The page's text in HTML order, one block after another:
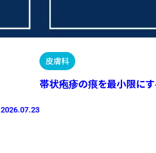
2026.07.23
皮膚科
帯状疱疹の痕を最小限にす